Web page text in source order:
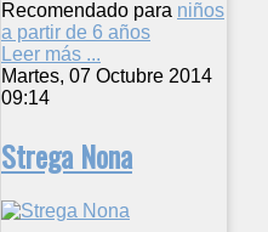
Recomendado para niños
a partir de 6 años
Leer más ...
Martes, 07 Octubre 2014
09:14
Strega Nona